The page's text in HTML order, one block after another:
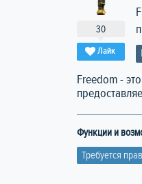
30
Лайк
Freedom -
Функции и
Требуется